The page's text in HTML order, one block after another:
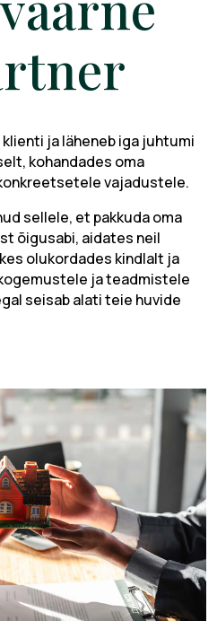
ja läheneb iga juhtumi
kohandades oma
vajadustele.
sellele, et pakkuda oma
õigusabi, aidates neil
olukordades kindlalt ja
ja teadmistele
seisab alati teie huvide